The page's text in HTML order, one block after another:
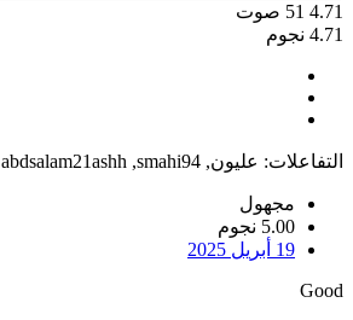
4.71
51 صوت
4.71 نجوم
التفاعلات: عليون,
smahi94
,
abdsalam21ashh
مجهول
5.00 نجوم
19 أبريل 2025
Good